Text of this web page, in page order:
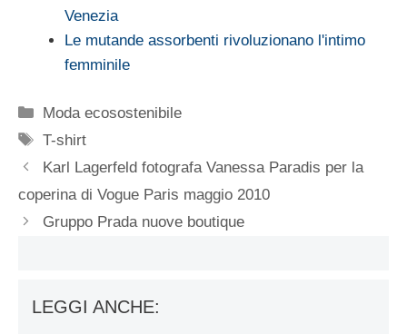
Venezia
Le mutande assorbenti rivoluzionano l'intimo
femminile
Categorie
Moda ecosostenibile
Tag
T-shirt
Karl Lagerfeld fotografa Vanessa Paradis per la
coperina di Vogue Paris maggio 2010
Gruppo Prada nuove boutique
LEGGI ANCHE: